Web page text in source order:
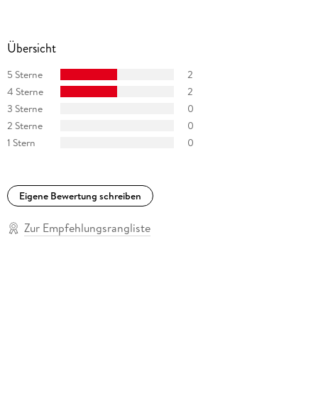
Übersicht
5 Sterne
2
4 Sterne
2
3 Sterne
0
2 Sterne
0
1 Stern
0
Eigene Bewertung schreiben
Zur Empfehlungsrangliste